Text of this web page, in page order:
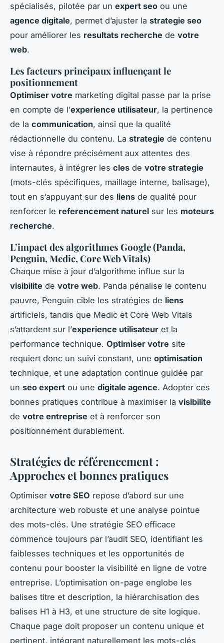
spécialisés, pilotée par un expert seo ou une
agence digitale, permet d’ajuster la strategie seo
pour améliorer les resultats recherche de votre
web.
Les facteurs principaux influençant le
positionnement
Optimiser votre marketing digital passe par la prise
en compte de l’experience utilisateur, la pertinence
de la communication, ainsi que la qualité
rédactionnelle du contenu. La strategie de contenu
vise à répondre précisément aux attentes des
internautes, à intégrer les cles de votre strategie
(mots-clés spécifiques, maillage interne, balisage),
tout en s’appuyant sur des liens de qualité pour
renforcer le referencement naturel sur les moteurs
recherche.
L’impact des algorithmes Google (Panda,
Penguin, Medic, Core Web Vitals)
Chaque mise à jour d’algorithme influe sur la
visibilite de votre web. Panda pénalise le contenu
pauvre, Penguin cible les stratégies de liens
artificiels, tandis que Medic et Core Web Vitals
s’attardent sur l’experience utilisateur et la
performance technique. Optimiser votre site
requiert donc un suivi constant, une optimisation
technique, et une adaptation continue guidée par
un seo expert ou une digitale agence. Adopter ces
bonnes pratiques contribue à maximiser la visibilite
de votre entreprise et à renforcer son
positionnement durablement.
Stratégies de référencement :
Approches et bonnes pratiques
Optimiser votre SEO repose d’abord sur une
architecture web robuste et une analyse pointue
des mots-clés. Une stratégie SEO efficace
commence toujours par l’audit SEO, identifiant les
faiblesses techniques et les opportunités de
contenu pour booster la visibilité en ligne de votre
entreprise. L’optimisation on-page englobe les
balises titre et description, la hiérarchisation des
balises H1 à H3, et une structure de site logique.
Chaque page doit proposer un contenu unique et
pertinent, intégrant naturellement les mots-clés